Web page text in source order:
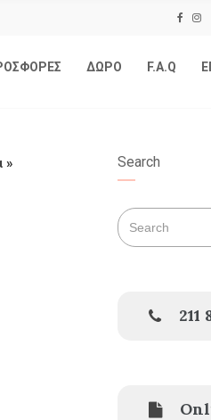
ΔΩΡΟ F.A.Q
» Search
Search
for:
211